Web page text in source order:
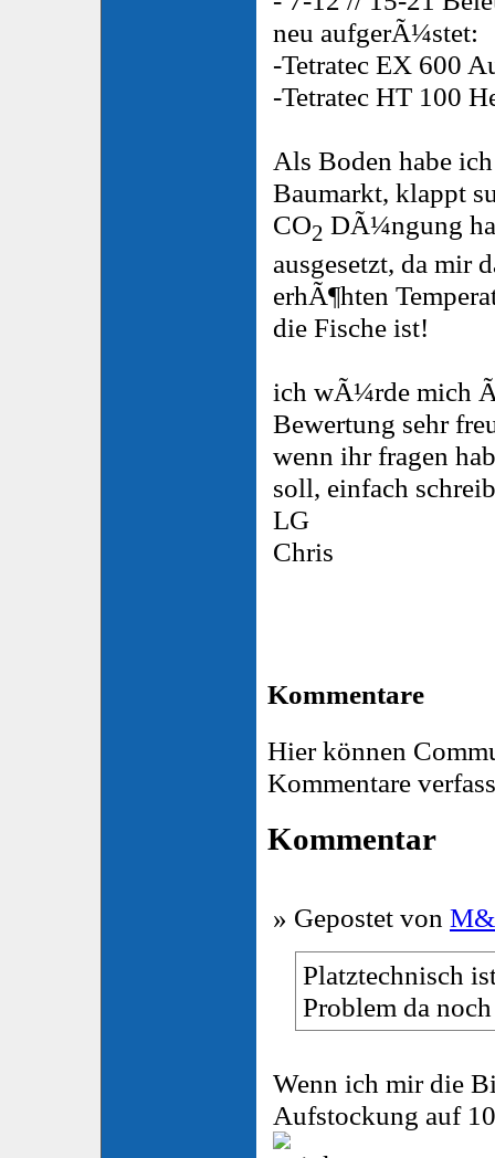
neu aufgerÃ¼stet:
-Tetratec EX 600
-Tetratec HT 100
Als Boden habe
Baumarkt, klappt
CO2 DÃ¼ngung
ausgesetzt, da mir
erhÃ¶hten
die Fische ist!
ich wÃ¼rde mich
Bewertung sehr
wenn ihr fragen
soll, einfach
LG
Chris
Kommentare
Hier können
Kommentare
Kommentar
» Gepostet von
Platztechnisch
Problem da
Wenn ich mir die
Aufstockung auf